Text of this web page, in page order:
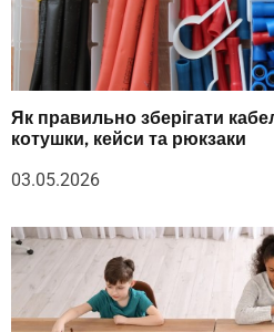
Як правильно зберігати
котушки, кейси та рюкзаки
03.05.2026